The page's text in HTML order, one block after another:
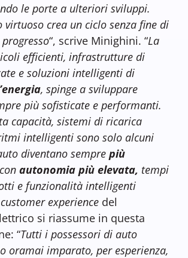
le porte a ulteriori sviluppi.
virtuoso crea un ciclo senza fine di
“, scrive Minighini. “La
efficienti, infrastrutture di
e soluzioni intelligenti di
, spinge a sviluppare
più sofisticate e performanti.
capacità, sistemi di ricarica
intelligenti sono solo alcuni
diventano sempre più
con autonomia più elevata, tempi
e funzionalità intelligenti
customer experience del
si riassume in questa
“Tutti i possessori di auto
oramai imparato, per esperienza,